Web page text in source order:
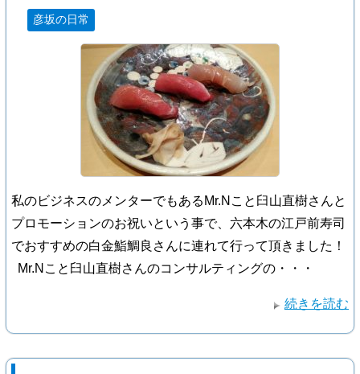
彦坂の日常
私のビジネスのメンターでもあるMr.Nこと臼山直樹さんと
プロモーションのお祝いという事で、六本木の江戸前寿司
でおすすめの白金鮨鯛良さんに連れて行って頂きました！
Mr.Nこと臼山直樹さんのコンサルティングの・・・
続きを読む